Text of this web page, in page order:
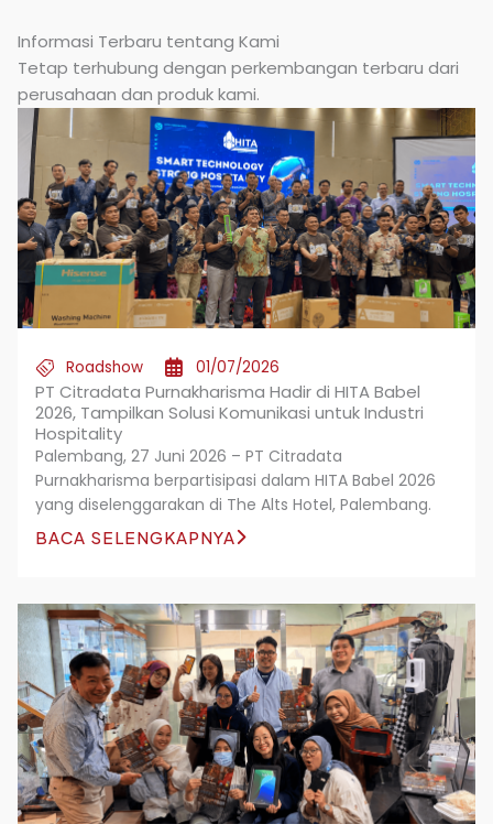
Informasi Terbaru tentang Kami
Tetap terhubung dengan perkembangan terbaru dari
perusahaan dan produk kami.
Roadshow 01/07/2026
PT Citradata Purnakharisma Hadir di HITA Babel
2026, Tampilkan Solusi Komunikasi untuk Industri
Hospitality
Palembang, 27 Juni 2026 – PT Citradata
Purnakharisma berpartisipasi dalam HITA Babel 2026
yang diselenggarakan di The Alts Hotel, Palembang.
BACA SELENGKAPNYA